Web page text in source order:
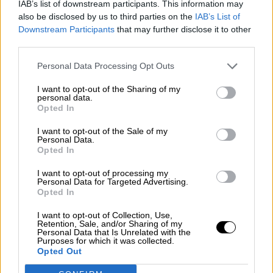
IAB’s list of downstream participants. This information may
also be disclosed by us to third parties on the IAB’s List of
Downstream Participants that may further disclose it to other
Personal Data Processing Opt Outs
I want to opt-out of the Sharing of my
personal data.
Opted In
I want to opt-out of the Sale of my
Personal Data.
Opted In
I want to opt-out of processing my
Personal Data for Targeted Advertising.
Opted In
I want to opt-out of Collection, Use,
Retention, Sale, and/or Sharing of my
Personal Data that Is Unrelated with the
Purposes for which it was collected.
Opted Out
'7 votos después', el micrometraje
viral